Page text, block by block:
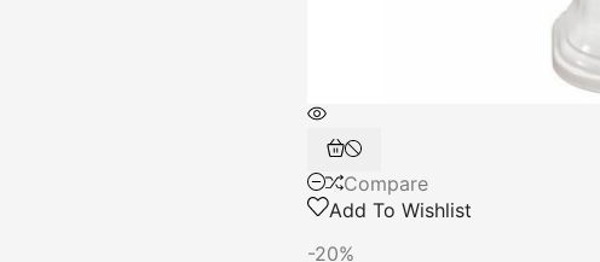
Compare
Add To Wishlist
-20%